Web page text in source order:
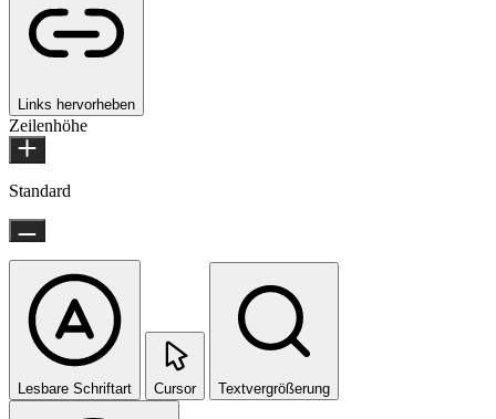
Links hervorheben
Zeilenhöhe
Standard
Lesbare Schriftart Cursor Textvergrößerung